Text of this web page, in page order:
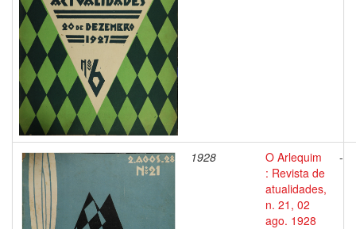
1928
O Arlequim
: Revista de
atualidades,
n. 21, 02
ago. 1928
-